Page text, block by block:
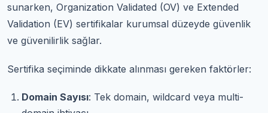
sunarken, Organization Validated (OV) ve Extended
Validation (EV) sertifikalar kurumsal düzeyde güvenlik
ve güvenilirlik sağlar.
Sertifika seçiminde dikkate alınması gereken faktörler:
Domain Sayısı: Tek domain, wildcard veya multi-